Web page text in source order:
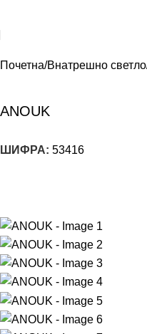
Почетна Внатрешно светло
ANOUK
ШИФРА: 53416